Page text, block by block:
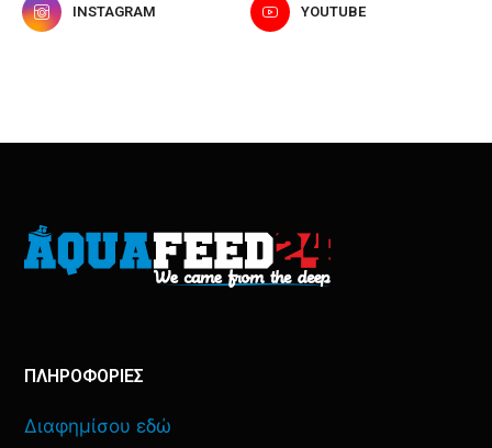
INSTAGRAM YOUTUBE
ΠΛΗΡΟΦΟΡΙΕΣ
Διαφημίσου εδώ